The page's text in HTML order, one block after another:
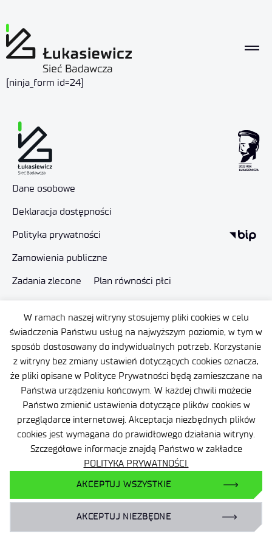
W ramach naszej witryny stosujemy pliki cookies w celu
świadczenia Państwu usług na najwyższym poziomie, w tym w
sposób dostosowany do indywidualnych potrzeb. Korzystanie
z witryny bez zmiany ustawień dotyczących cookies oznacza,
że pliki opisane w Polityce Prywatności będą zamieszczane na
Państwa urządzeniu końcowym. W każdej chwili możecie
Państwo zmienić ustawienia dotyczące plików cookies w
przeglądarce internetowej. Akceptacja niezbędnych plików
cookies jest wymagana do prawidłowego działania witryny.
Szczegółowe informacje znajdą Państwo w zakładce
POLITYKA PRYWATNOŚCI.
AKCEPTUJ WSZYSTKIE
AKCEPTUJ NIEZBĘDNE
[ninja_form id=24]
Dane osobowe
Deklaracja dostępności
Polityka prywatności
Zamowienia publiczne
Zadania zlecone
Plan równości płci